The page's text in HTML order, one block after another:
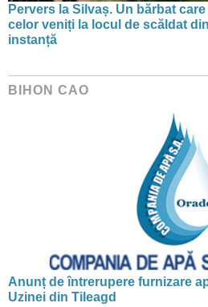
Pervers la Silvaș. Un bărbat
celor veniți la locul de scăldat
instanță
BIHON CAO
Anunț de întrerupere furnizare
Uzinei din Tileagd